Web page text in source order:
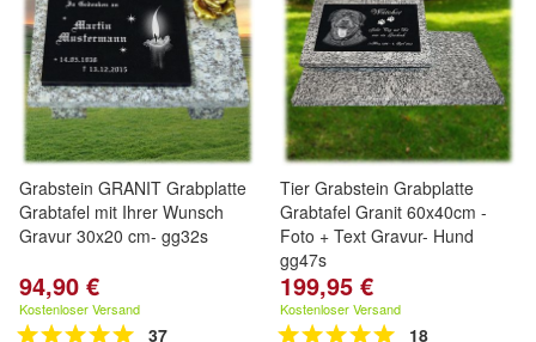
Grabstein GRANIT Grabplatte
Grabtafel mit Ihrer Wunsch
Gravur 30x20 cm- gg32s
94,90 €
Kostenloser Versand
37
Tier Grabstein Grabplatte
Grabtafel Granit 60x40cm -
Foto + Text Gravur- Hund
gg47s
199,95 €
Kostenloser Versand
18